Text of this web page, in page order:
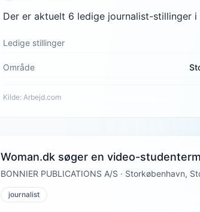
Der er aktuelt 6 ledige journalist-stillinger
Ledige stillinger
Område
Kilde: Arbejd.com
Woman.dk søger en video-
BONNIER PUBLICATIONS A/S · Storkøbenhavn,
journalist